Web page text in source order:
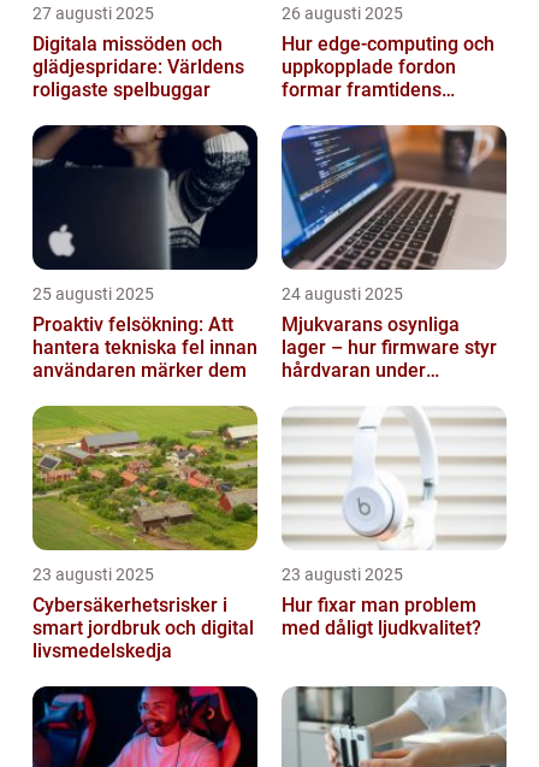
27 augusti 2025
Digitala missöden och
glädjespridare: Världens
roligaste spelbuggar
26 augusti 2025
Hur edge‑computing och
uppkopplade fordon
formar framtidens
25 augusti 2025
Proaktiv felsökning: Att
hantera tekniska fel innan
användaren märker dem
24 augusti 2025
Mjukvarans osynliga
lager – hur firmware styr
hårdvaran under
23 augusti 2025
Cybersäkerhetsrisker i
smart jordbruk och digital
livsmedelskedja
23 augusti 2025
Hur fixar man problem
med dåligt ljudkvalitet?